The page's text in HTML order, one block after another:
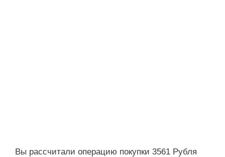
Вы рассчитали операцию покупки 3561 Рубля